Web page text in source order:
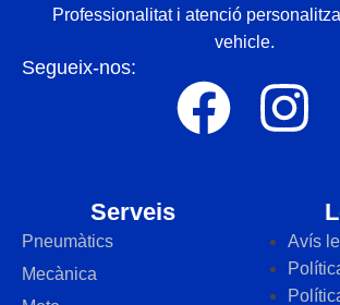
Professionalitat i atenció
vehicle.
Segueix-nos:
Serveis
Pneumàtics
Mecànica
Avís